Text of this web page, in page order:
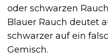
oder schwarzen
Blauer Rauch deutet
schwarzer auf ein
Gemisch.